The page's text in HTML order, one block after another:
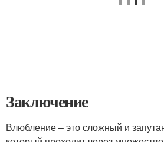
Заключение
Влюбление – это сложный и